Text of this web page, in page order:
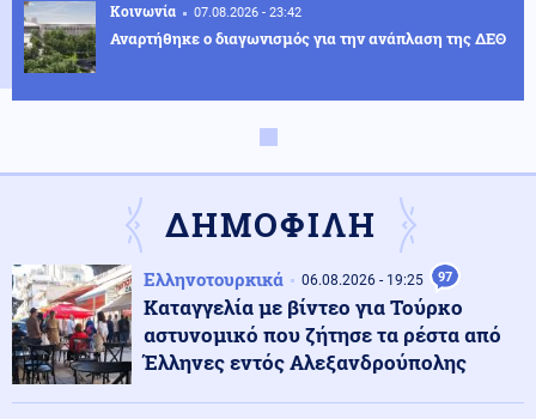
Κοινωνία 07.08.2026 - 23:42
Αναρτήθηκε ο διαγωνισμός για την ανάπλαση της ΔΕΘ
Κόσμος
Κι όμως... Τα ΜΜΕ της Βόρειας Κορέας προτείνουν
σούπα με κρέας σκύλου, ως διέξοδο στον καύσωνα
Κοινωνία
ΔΗΜΟΦΙΛΗ
Ελληνοτουρκικά 06.08.2026 - 19:25 97
Καταγγελία με βίντεο για Τούρκο
αστυνομικό που ζήτησε τα ρέστα από
Έλληνες εντός Αλεξανδρούπολης